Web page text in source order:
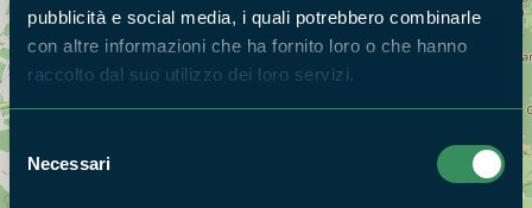
pubblicità e social media, i quali potrebbero combinarle
con altre informazioni che ha fornito loro o che hanno
raccolto dal suo utilizzo dei loro servizi.
del
consenso
Necessari